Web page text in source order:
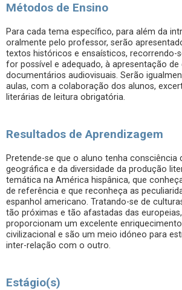
Métodos de Ensino
Para cada tema específico, para além da
oralmente pelo professor, serão
textos históricos e ensaísticos, recorrendo-
for possível e adequado, à apresentação de
documentários audiovisuais. Serão
aulas, com a colaboração dos alunos,
literárias de leitura obrigatória.
Resultados de Aprendizagem
Pretende-se que o aluno tenha consciência
geográfica e da diversidade da produção
temática na América hispânica, que
de referência e que reconheça as
espanhol americano. Tratando-se de
tão próximas e tão afastadas das
proporcionam um excelente
civilizacional e são um meio idóneo para
inter-relação com o outro.
Estágio(s)